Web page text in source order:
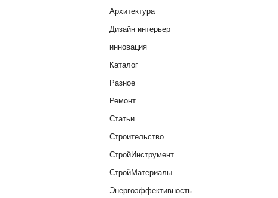
Архитектура
Дизайн интерьер
инновация
Каталог
Разное
Ремонт
Статьи
Строительство
СтройИнструмент
СтройМатериалы
Энергоэффективность